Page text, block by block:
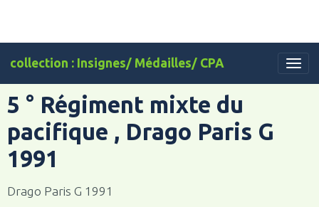
collection : Insignes/ Médailles/ CPA
5 ° Régiment mixte du
pacifique , Drago Paris G
1991
Drago Paris G 1991